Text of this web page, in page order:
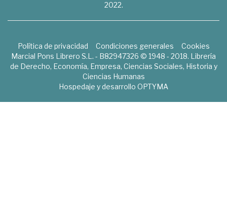
2022.
Política de privacidad Condiciones generales
Cookies
Marcial Pons Librero S.L. - B82947326 © 1948 - 2018. Librería
de Derecho, Economía, Empresa, Ciencias Sociales, Historia y
Ciencias Humanas
Hospedaje y desarrollo OPTYMA